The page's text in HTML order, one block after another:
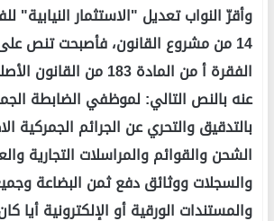
وأقرّ النواب تعديل "الاستثمار النيابية"
14 من مشروع القانون، فأصبحت تنص
الفقرة أ من المادة 183 من
عنه بالنص التالي: لموظفي الضابطة
بالتدقيق والتحري عن الجرائم الجمركية
الشحن والقوائم والمراسلات التجارية
والسجلات ووثائق دفع ثمن البضاعة
والمستندات الورقية أو الإلكترونية أيا